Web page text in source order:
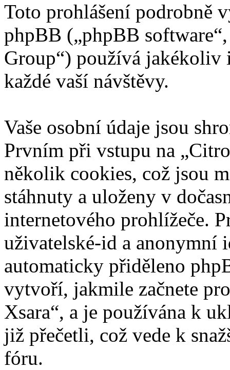
Toto prohlášení podrobně
phpBB („phpBB
Group“) používá jakékoliv
každé vaší návštěvy.
Vaše osobní údaje jsou
Prvním při vstupu na
několik cookies, což jsou
stáhnuty a uloženy v
internetového prohlížeče.
uživatelské-id a anonymní
automaticky přiděleno
vytvoří, jakmile začnete
Xsara“, a je používána k
již přečetli, což vede k
fóru.